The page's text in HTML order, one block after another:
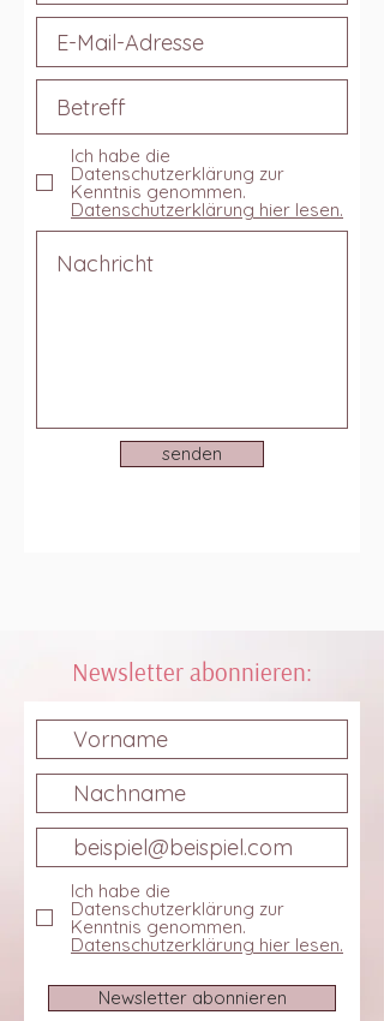
Ich habe die
Datenschutzerklärung zur
Kenntnis genommen.
Datenschutzerklärung hier lesen.
senden
Newsletter abonnieren:
Abonnieren und exklusive
Updates erhalten
Ich habe die
Datenschutzerklärung zur
Kenntnis genommen.
Datenschutzerklärung hier lesen.
Newsletter abonnieren